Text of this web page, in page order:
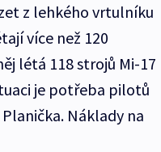
z lehkého vrtulníku
více než 120
létá 118 strojů Mi-17
je potřeba pilotů
Náklady na